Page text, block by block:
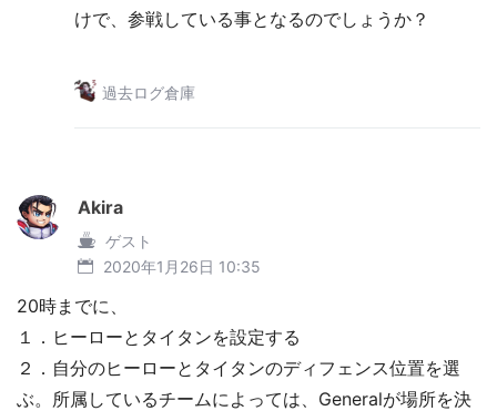
けで、参戦している事となるのでしょうか？
過去ログ倉庫
Akira
ゲスト
2020年1月26日 10:35
20時までに、
１．ヒーローとタイタンを設定する
２．自分のヒーローとタイタンのディフェンス位置を選
ぶ。所属しているチームによっては、Generalが場所を決